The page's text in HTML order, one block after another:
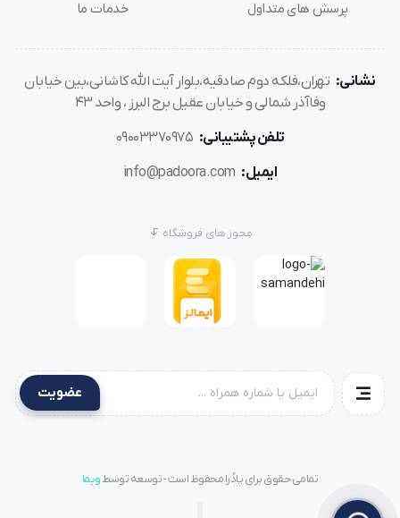
پرسش های متداول
خدمات ما
نشانی: تهران،فلکه دوم صادقیه،بلوار آیت الله کاشانی،بین خیابان
وفاآذر شمالی و خیابان عقیل برج البرز ، واحد 43
تلفن پشتیبانی: 09003370975
ایمیل: info@padoora.com
مجوز های فروشگاه
عضویت
تمامی حقوق برای پادُرا محفوظ است - توسعه توسطویما